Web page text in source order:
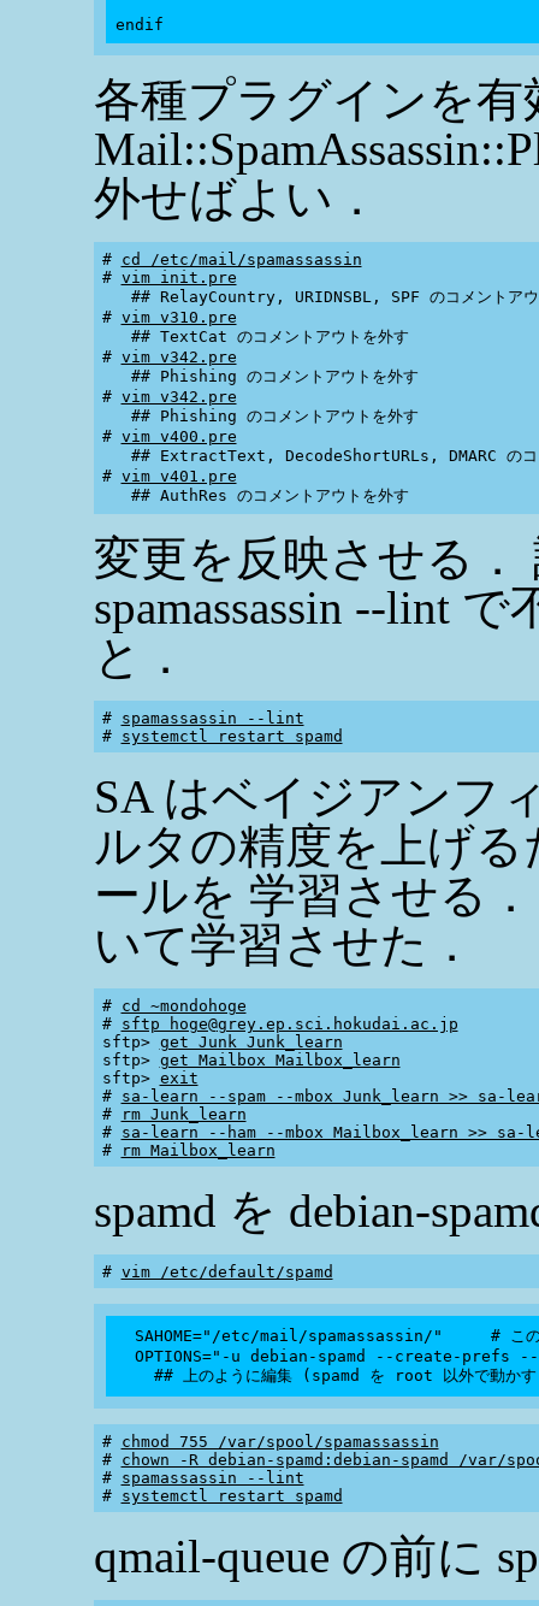
各種プラグインを有
外せばよい．
# cd /etc/mail/spamassassin
# vim init.pre
## RelayCountry, URIDNSBL, SPF のコメントアウ
# vim v310.pre
   ## TextCat のコメントアウトを外す
# vim v342.pre
   ## Phishing のコメントアウトを外す
# vim v342.pre
   ## Phishing のコメントアウトを外す
# vim v400.pre
## ExtractText, DecodeShortURLs, DMARC のコ
# vim v401.pre
変更を反映させる．
spamassassin --lint
と．
# spamassassin --lint
# systemctl restart spamd
SA はベイジアンフ
ルタの精度を上げ
ールを 学習させる
いて学習させた．
# cd ~mondohoge
# sftp hoge@grey.ep.sci.hokudai.ac.jp
sftp> get Junk Junk_learn
sftp> get Mailbox Mailbox_learn
sftp> exit
# sa-learn --spam --mbox Junk_learn >> sa-
#
rm Junk_learn
# sa-learn --ham --mbox Mailbox_learn >> sa-
#
rm Mailbox_learn
spamd を debian-
# vim /etc/default/spamd
SAHOME="/etc/mail/spamassassin/"     # この
OPTIONS="-u debian-spamd --create-prefs
# chmod 755 /var/spool/spamassassin
# chown -R debian-spamd:debian-spamd /var/
# spamassassin --lint
# systemctl restart spamd
qmail-queue の前に